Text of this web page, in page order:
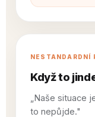
NESTANDARDNÍ
Když to
„Naše situace
to nepůjde."